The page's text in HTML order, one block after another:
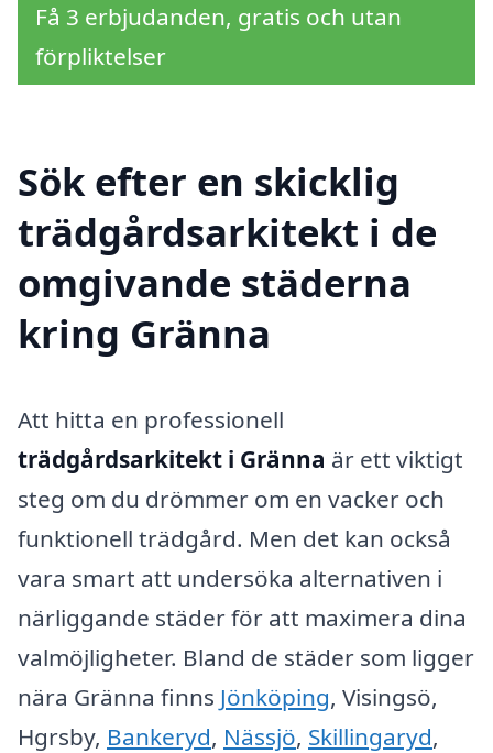
Få 3 erbjudanden, gratis och utan
förpliktelser
Sök efter en skicklig
trädgårdsarkitekt i de
omgivande städerna
kring Gränna
Att hitta en professionell
trädgårdsarkitekt i Gränna är ett viktigt
steg om du drömmer om en vacker och
funktionell trädgård. Men det kan också
vara smart att undersöka alternativen i
närliggande städer för att maximera dina
valmöjligheter. Bland de städer som ligger
nära Gränna finns Jönköping, Visingsö,
Hgrsby, Bankeryd, Nässjö, Skillingaryd,